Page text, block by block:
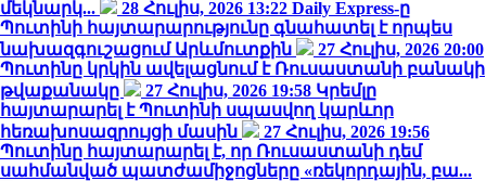
մեկնարկ...
28 Հուլիս, 2026 13:22 Daily Express-ը
Պուտինի հայտարարությունը գնահատել է որպես
նախազգուշացում Արևմուտքին
27 Հուլիս, 2026 20:00
Պուտինը կրկին ավելացնում է Ռուսաստանի բանակի
թվաքանակը
27 Հուլիս, 2026 19:58 Կրեմլը
հայտարարել է Պուտինի սպասվող կարևոր
հեռախոսազրույցի մասին
27 Հուլիս, 2026 19:56
Պուտինը հայտարարել է, որ Ռուսաստանի դեմ
սահմանված պատժամիջոցները «ռեկորդային, բա...